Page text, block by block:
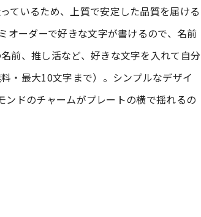
ているため、上質で安定した品質を届ける
オーダーで好きな文字が書けるので、名前
前、推し活など、好きな文字を入れて自分
・最大10文字まで）。シンプルなデザイ
ドのチャームがプレートの横で揺れるの